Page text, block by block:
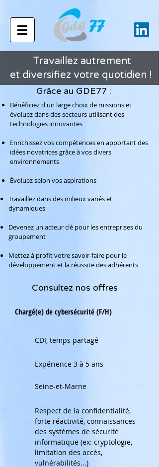
Travaillez autrement
et diversifiez votre quotidien !
Bénéficiez d'un large choix de missions et
évoluez dans des secteurs utilisant des
technologies innovantes
Enrichissez vos compétences en apportantdes
idées novatrices grâce à vos divers
environnements
Évoluez selon vos aspirations
Grâce au GDE77 :
Travaillez dans des milieux variés et
dynamiques
Devenez un acteur clé pour les entreprises du
groupement
Mettez à profit votre savoir-faire pour le
développement et la réussite des adhérents
Consultez nos offres
Chargé(e) de cybersécurité (F/H)
Respect de la confidentialité,
forte réactivité, connaissances
des systèmes de sécurité
informatique (ex: cryptologie,
limitation des accès,
vulnérabilités...)
Expérience 3 à 5 ans
CDI, temps partagé
Seine-et-Marne